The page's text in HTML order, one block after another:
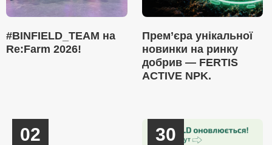
#BINFIELD_TEAM на
Re:Farm 2026!
Прем’єра унікальної
новинки на ринку
добрив — FERTIS
ACTIVE NPK.
02 30